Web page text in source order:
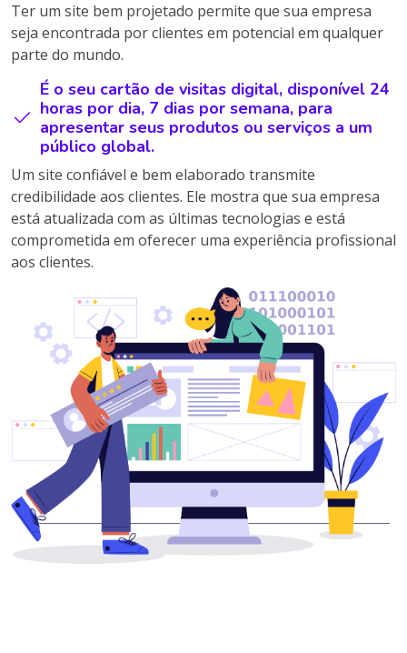
Ter um site bem projetado permite que sua empresa
seja encontrada por clientes em potencial em qualquer
parte do mundo.
É o seu cartão de visitas digital, disponível 24
horas por dia, 7 dias por semana, para
apresentar seus produtos ou serviços a um
público global.
Um site confiável e bem elaborado transmite
credibilidade aos clientes. Ele mostra que sua empresa
está atualizada com as últimas tecnologias e está
comprometida em oferecer uma experiência profissional
aos clientes.